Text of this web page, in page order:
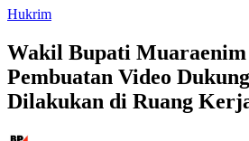
Hukrim
Wakil Bupati
Pembuatan Video
Dilakukan di Ruang